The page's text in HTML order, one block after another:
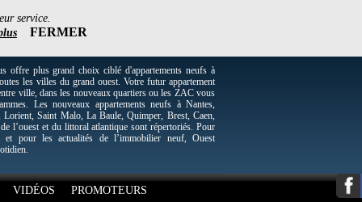
service.
FERMER
plus grand choix ciblé d'appartements neufs à
les villes du grand ouest. Votre futur appartement
ville, dans les nouveaux quartiers ou les ZAC vous
Les nouveaux appartements neufs à Nantes,
Lorient, Saint Malo, La Baule, Quimper, Brest, Caen,
l’ouest et du littoral atlantique sont répertoriés. Pour
et pour les actualités de l’immobilier neuf, Ouest
VIDÉOS PROMOTEURS